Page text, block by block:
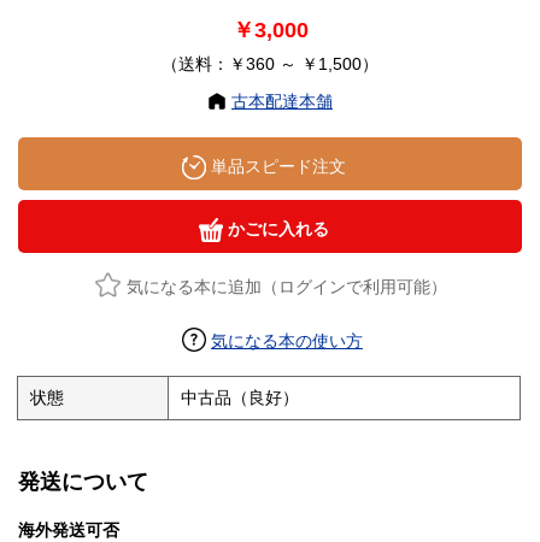
￥3,000
（送料：￥360 ～ ￥1,500）
古本配達本舗
単品スピード注文
かごに入れる
気になる本に追加（ログインで利用可能）
気になる本の使い方
状態 中古品（良好）
発送について
海外発送可否